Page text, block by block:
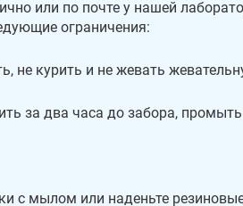
или по почте у нашей
ограничения:
не курить и не жевать
за два часа до забора,
с мылом или наденьте